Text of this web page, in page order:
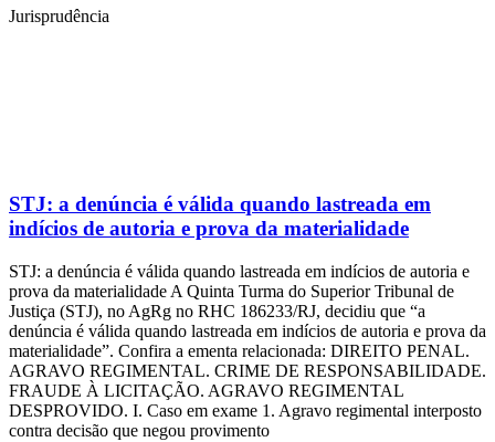
Jurisprudência
STJ: a denúncia é válida quando lastreada em
indícios de autoria e prova da materialidade
STJ: a denúncia é válida quando lastreada em indícios de autoria e
prova da materialidade A Quinta Turma do Superior Tribunal de
Justiça (STJ), no AgRg no RHC 186233/RJ, decidiu que “a
denúncia é válida quando lastreada em indícios de autoria e prova da
materialidade”. Confira a ementa relacionada: DIREITO PENAL.
AGRAVO REGIMENTAL. CRIME DE RESPONSABILIDADE.
FRAUDE À LICITAÇÃO. AGRAVO REGIMENTAL
DESPROVIDO. I. Caso em exame 1. Agravo regimental interposto
contra decisão que negou provimento